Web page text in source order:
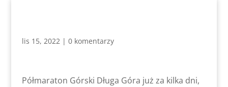
lis 15, 2022| 0 komentarzy
Półmaraton Górski Długa Góra już za kilka dni,